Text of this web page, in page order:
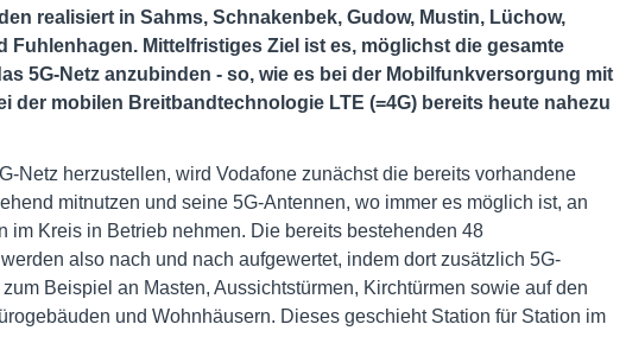
realisiert in Sahms, Schnakenbek, Gudow, Mustin, Lüchow,
Fuhlenhagen. Mittelfristiges Ziel ist es, möglichst die gesamte
5G-Netz anzubinden - so, wie es bei der Mobilfunkversorgung mit
der mobilen Breitbandtechnologie LTE (=4G) bereits heute nahezu
Netz herzustellen, wird Vodafone zunächst die bereits vorhandene
mitnutzen und seine 5G-Antennen, wo immer es möglich ist, an
im Kreis in Betrieb nehmen. Die bereits bestehenden 48
also nach und nach aufgewertet, indem dort zusätzlich 5G-
Beispiel an Masten, Aussichtstürmen, Kirchtürmen sowie auf den
und Wohnhäusern. Dieses geschieht Station für Station im